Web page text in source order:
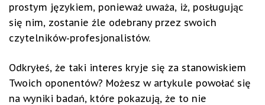
prostym językiem, ponieważ uważa, iż, posługując
się nim, zostanie źle odebrany przez swoich
czytelników-profesjonalistów.
Odkryłeś, że taki interes kryje się za stanowiskiem
Twoich oponentów? Możesz w artykule powołać się
na wyniki badań, które pokazują, że to nie